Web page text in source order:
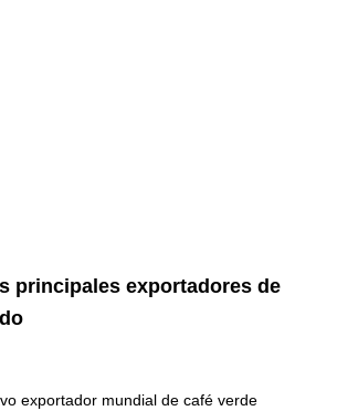
principales exportadores de
exportador mundial de café verde